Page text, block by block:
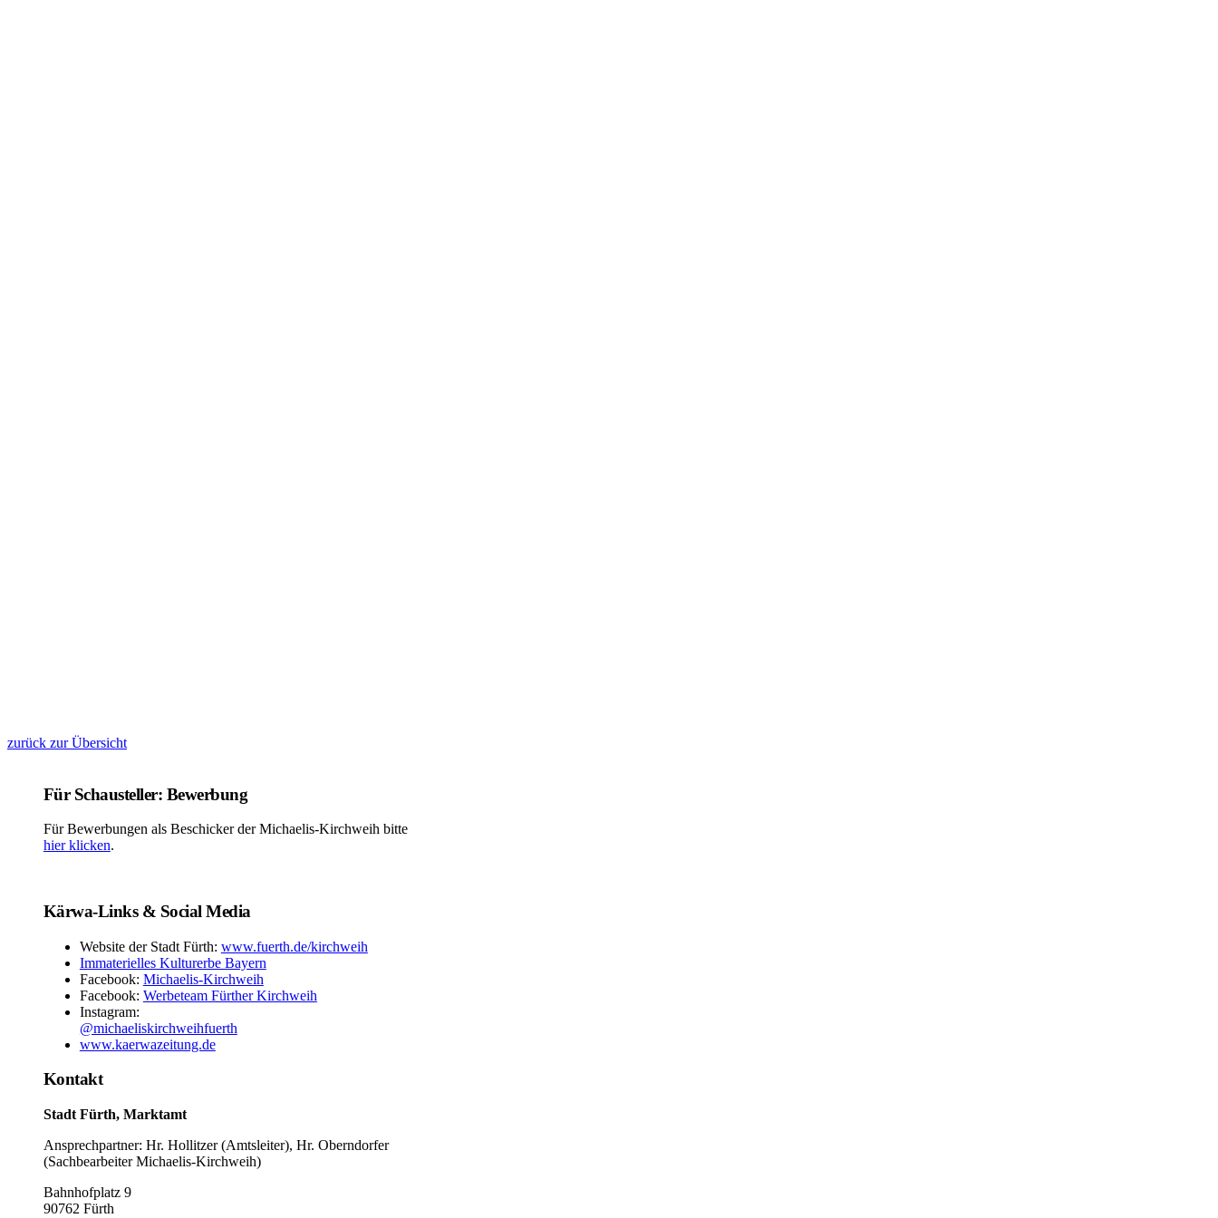
zurück zur Übersicht
Für Schausteller: Bewerbung
Für Bewerbungen als Beschicker der Michaelis-Kirchweih bitte
hier klicken.
Kärwa-Links & Social Media
Website der Stadt Fürth: www.fuerth.de/kirchweih
Immaterielles Kulturerbe Bayern
Facebook: Michaelis-Kirchweih
Facebook: Werbeteam Fürther Kirchweih
Instagram:
@michaeliskirchweihfuerth
www.kaerwazeitung.de
Kontakt
Stadt Fürth, Marktamt
Ansprechpartner: Hr. Hollitzer (Amtsleiter), Hr. Oberndorfer
(Sachbearbeiter Michaelis-Kirchweih)
Bahnhofplatz 9
90762 Fürth